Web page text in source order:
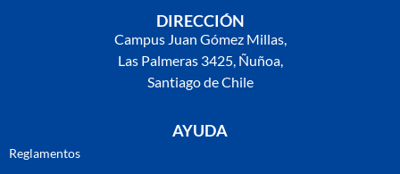
DIRECCIÓN
Campus Juan Gómez Millas,
Las Palmeras 3425, Ñuñoa,
Santiago de Chile
AYUDA
Reglamentos